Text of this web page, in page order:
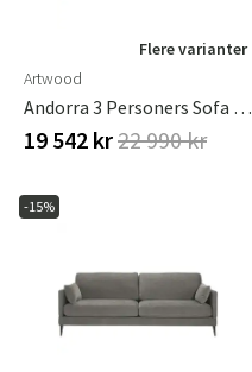
Flere varianter
Artwood
Andorra 3 Personers Sofa Hailey Curry
19 542 kr22 990 kr
-15%